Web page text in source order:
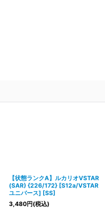
【状態ランクA】ルカリオVSTAR
(SAR) {226/172} [S12a/VSTAR
ユニバース] [SS]
3,480円(税込)